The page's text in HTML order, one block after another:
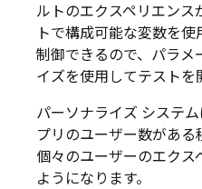
ルトのエクスペリエンス
トで構成可能な変数を
制御できるので、パラメ
イズを使用してテストを
パーソナライズ システ
プリのユーザー数がある
個々のユーザーのエクス
ようになります。